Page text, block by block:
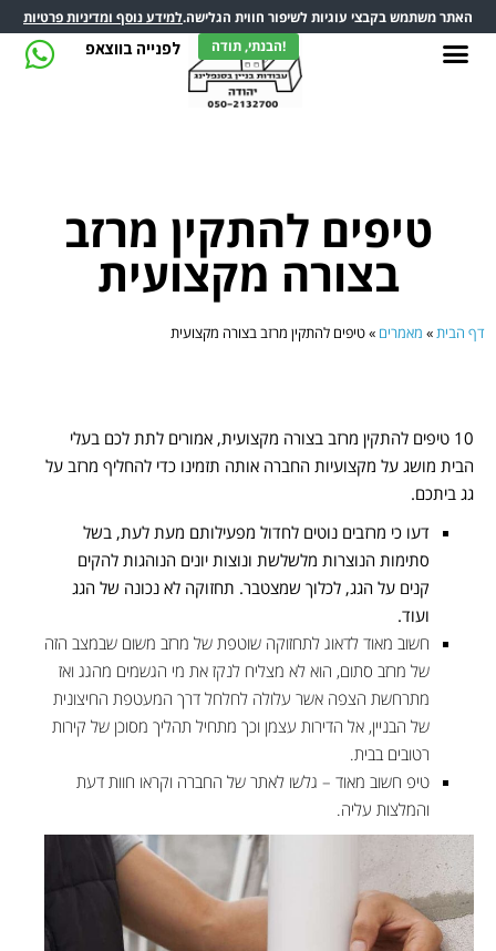
לפנייה בווצאפ
טיפים להתקין מרזב
בצורה מקצועית
דף הבית » מאמרים »טיפים להתקין מרזב בצורה מקצועית
10 טיפים להתקין מרזב בצורה מקצועית, אמורים לתת לכם בעלי
הבית מושג על מקצועיות החברה אותה תזמינו כדי להחליף מרזב על
גג ביתכם.
דעו כי מרזבים נוטים לחדול מפעילותם מעת לעת, בשל
סתימות הנוצרות מלשלשת ונוצות יונים הנוהגות להקים
קנים על הגג, לכלוך שמצטבר. תחזוקה לא נכונה של הגג
ועוד.
חשוב מאוד לדאוג לתחזוקה שוטפת של מרזב משום שבמצב הזה
של מרזב סתום, הוא לא מצליח לנקז את מי הגשמים מהגג ואז
מתרחשת הצפה אשר עלולה לחלחל דרך המעטפת החיצונית
של הבניין, אל הדירות עצמן וכך מתחיל תהליך מסוכן של קירות
רטובים בבית.
טיפ חשוב מאוד – גלשו לאתר של החברה וקראו חוות דעת
והמלצות עליה.
האתר משתמש בקבצי עוגיות לשיפור חווית הגלישה.למידע נוסף ומדיניות פרטיות
הבנתי, תודה!